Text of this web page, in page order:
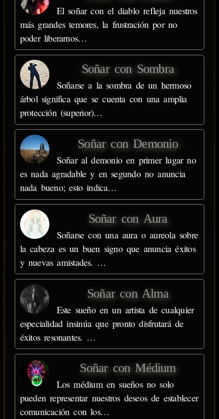
El soñar con el diablo refleja nuestros
más grandes temores, la frustración por no
poder liberarnos…
Soñar con Sombra
Soñarse a la sombra de un hermoso
árbol significa que se cuenta con una amplia
protección (superior)…
Soñar con Demonio
Soñar al demonio en primer lugar no
es nada agradable y en segundo no anuncia
nada bueno; esto indica…
Soñar con Aura
Soñarse con una aura o aureola sobre
la cabeza es un buen signo que anuncia éxitos
y nuevas amistades. …
Soñar con Alma
Este sueño en un artista de cualquier
especialidad insinúa que pronto disfrutará de
éxitos resonantes. …
Soñar con Médium
Los médium en sueños no solo
pueden representar nuestros deseos de establecer
comunicación con los…